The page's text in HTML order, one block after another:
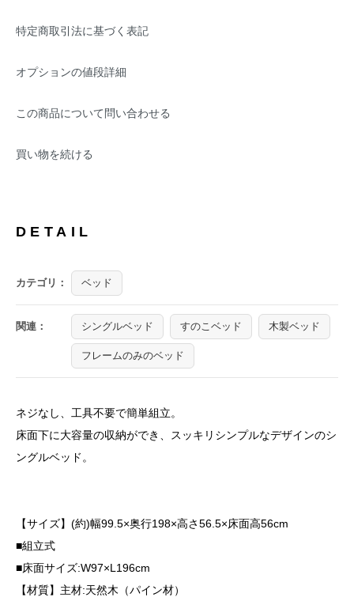
特定商取引法に基づく表記
オプションの値段詳細
この商品について問い合わせる
買い物を続ける
DETAIL
カテゴリ： ベッド
関連： シングルベッド すのこベッド 木製ベッド
フレームのみのベッド
ネジなし、工具不要で簡単組立。
床面下に大容量の収納ができ、スッキリシンプルなデザインのシ
ングルベッド。
【サイズ】(約)幅99.5×奥行198×高さ56.5×床面高56cm
■組立式
■床面サイズ:W97×L196cm
【材質】主材:天然木（パイン材）